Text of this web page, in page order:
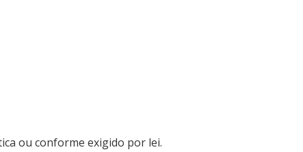
ou conforme exigido por lei.